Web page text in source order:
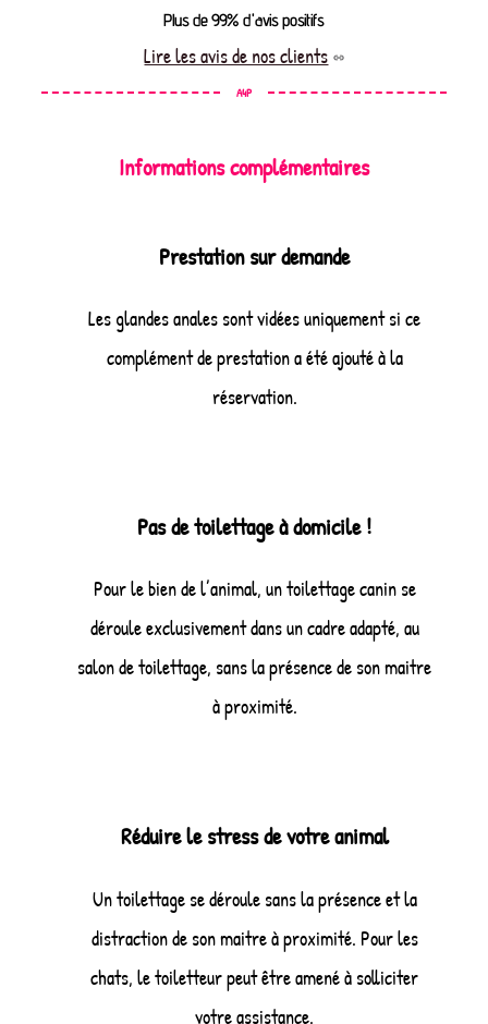
Plus de 99% d'avis positifs
Lire les avis de nos clients
A4P
Informations complémentaires
Prestation sur demande
Les glandes anales sont vidées uniquement si ce
complément de prestation a été ajouté à la
réservation.
Pas de toilettage à domicile !
Pour le bien de l’animal, un toilettage canin se
déroule exclusivement dans un cadre adapté, au
salon de toilettage, sans la présence de son maitre
à proximité.
Réduire le stress de votre animal
Un toilettage se déroule sans la présence et la
distraction de son maitre à proximité. Pour les
chats, le toiletteur peut être amené à solliciter
votre assistance.